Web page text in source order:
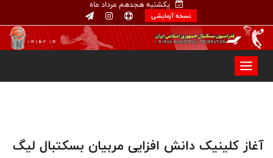
یکشنبه هجدهم مرداد ماه
نسخه آزمایشی
آغاز کلینیک دانش افزایی مربیان بسکتبال لیگ